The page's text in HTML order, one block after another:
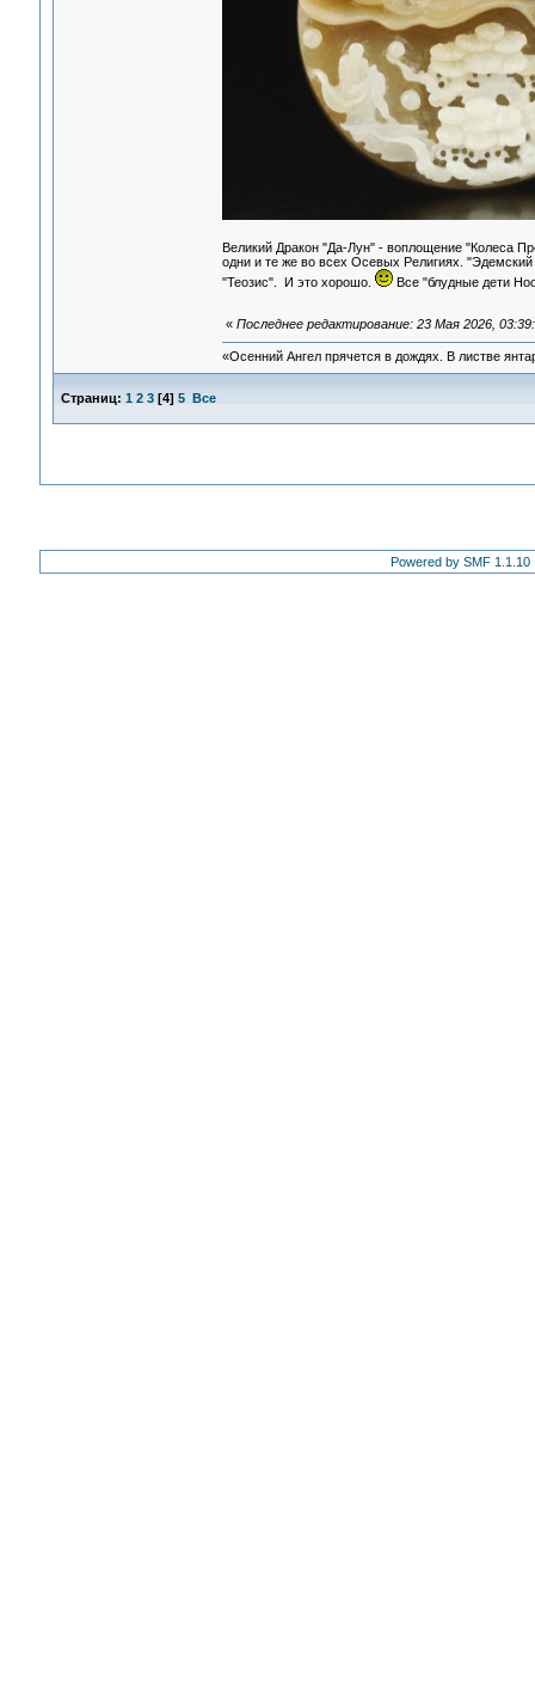
Великий Дракон "Да-Лун" - воплощение
одни и те же во всех Осевых Религиях.
"Теозис". И это хорошо.
Все "блудные дети
« Последнее редактирование: 23 Мая 2026,
«Осенний Ангел прячется в дождях. В листве
Страниц: 1 2 3[4] 5 Все
Powered by SMF 1.1.10